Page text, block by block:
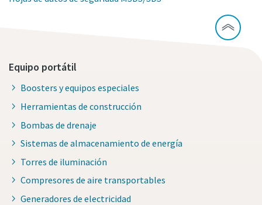
Equipo portátil
Boosters y equipos especiales
Herramientas de construcción
Bombas de drenaje
Sistemas de almacenamiento de energía
Torres de iluminación
Compresores de aire transportables
Generadores de electricidad